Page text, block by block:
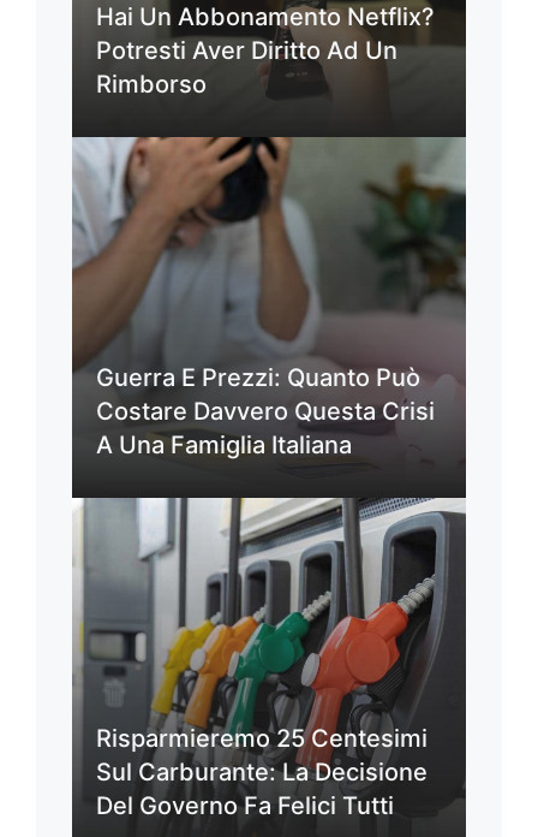
Hai Un Abbonamento Netflix?
Potresti Aver Diritto Ad Un
Rimborso
Guerra E Prezzi: Quanto Può
Costare Davvero Questa Crisi
A Una Famiglia Italiana
Risparmieremo 25 Centesimi
Sul Carburante: La Decisione
Del Governo Fa Felici Tutti